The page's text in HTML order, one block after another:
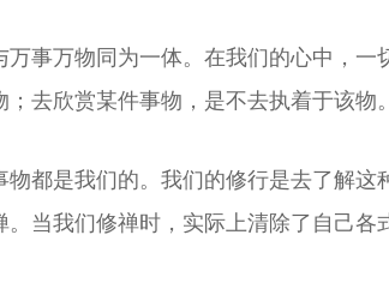
事万物同为一体。在我们的心中，
去欣赏某件事物，是不去执着于该物。
都是我们的。我们的修行是去了解
当我们修禅时，实际上清除了自己各